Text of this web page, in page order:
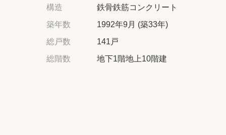
構造
鉄骨鉄筋コンクリート
築年数
1992年9月 (築33年)
総戸数
141戸
総階数
地下1階地上10階建